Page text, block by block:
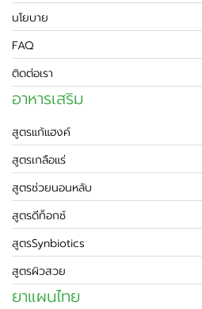
นโยบาย
FAQ
ติดต่อเรา
อาหารเสริม
สูตรแก้แฮงค์
สูตรเกลือแร่
สูตรช่วยนอนหลับ
สูตรดีท็อกซ์
สูตรSynbiotics
สูตรผิวสวย
ยาแผนไทย